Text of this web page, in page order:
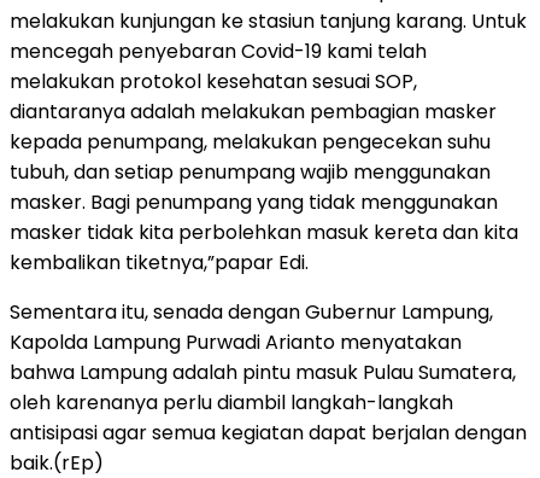
melakukan kunjungan ke stasiun tanjung karang. Untuk
mencegah penyebaran Covid-19 kami telah
melakukan protokol kesehatan sesuai SOP,
diantaranya adalah melakukan pembagian masker
kepada penumpang, melakukan pengecekan suhu
tubuh, dan setiap penumpang wajib menggunakan
masker. Bagi penumpang yang tidak menggunakan
masker tidak kita perbolehkan masuk kereta dan kita
kembalikan tiketnya,”papar Edi.
Sementara itu, senada dengan Gubernur Lampung,
Kapolda Lampung Purwadi Arianto menyatakan
bahwa Lampung adalah pintu masuk Pulau Sumatera,
oleh karenanya perlu diambil langkah-langkah
antisipasi agar semua kegiatan dapat berjalan dengan
baik.(rEp)